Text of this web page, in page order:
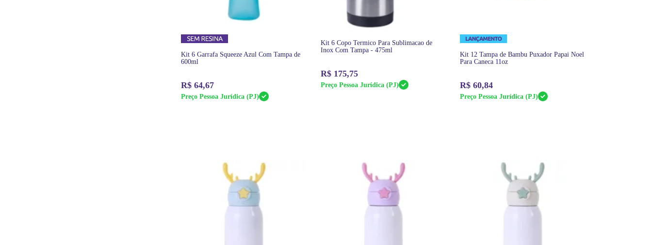
Kit 6 Garrafa Squeeze Azul Com Tampa de
600ml
R$ 64,67
Preço Pessoa Jurídica (PJ)
Kit 6 Copo Termico Para Sublimacao de
Inox Com Tampa - 475ml
R$ 175,75
Preço Pessoa Jurídica (PJ)
Kit 12 Tampa de Bambu Puxador Papai Noel
Para Caneca 11oz
R$ 60,84
Preço Pessoa Jurídica (PJ)